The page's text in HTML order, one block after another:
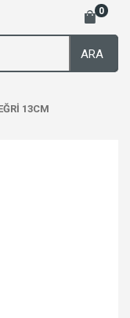
0
ARA
13CM